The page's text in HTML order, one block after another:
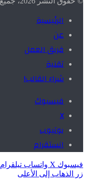
الرئيسية
عن
فريق العمل
تقنية
شراء القالب!
فيسبوك
X
يوتيوب
انستقرام
فيسبوك X واتساب تيلقرام
زر الذهاب إلى الأعلى